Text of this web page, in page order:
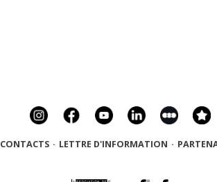
CONTACTS · LETTRE D'INFORMATION ·